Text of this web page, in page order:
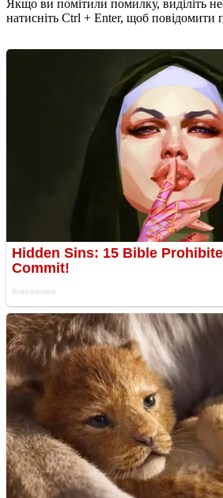
Якщо ви помітили помилку, виділіть
натисніть Ctrl + Enter, щоб повідомити